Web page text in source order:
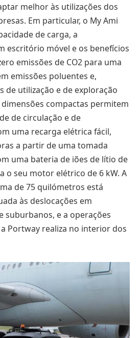
melhor às utilizações dos
Em particular, o My Ami
de carga, a
escritório móvel e os benefícios
emissões de CO2 para uma
emissões poluentes e,
de utilização e de exploração
compactas permitem
de circulação e de
uma recarga elétrica fácil,
a partir de uma tomada
uma bateria de iões de lítio de
o seu motor elétrico de 6 kW. A
de 75 quilómetros está
às deslocações em
suburbanos, e a operações
Portway realiza no interior dos